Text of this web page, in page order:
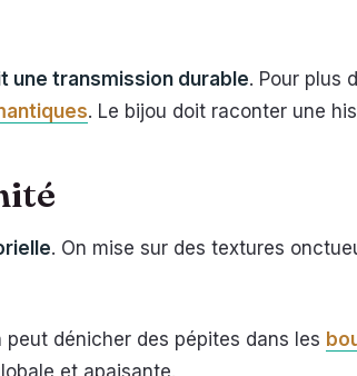
une transmission durable. Pour plus
. Le bijou doit raconter une
. On mise sur des textures
peut dénicher des pépites dans les
et apaisante.